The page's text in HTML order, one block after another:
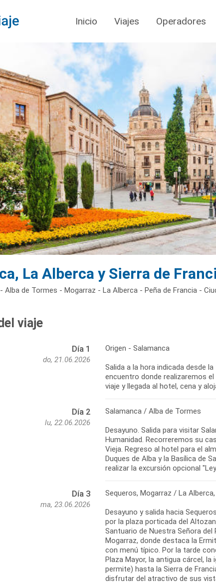
Inicio Viajes Operadores
La Alberca y Sierra de
Alba de Tormes - Mogarraz - La Alberca - Peña de Francia -
viaje
Día 1
do, 21.06.2026
Origen - Salamanca
Salida a la hora indicada desde
encuentro donde realizaremos
viaje y llegada al hotel, cena y
Día 2
lu, 22.06.2026
Salamanca / Alba de Tormes
Desayuno. Salida para visitar
Humanidad. Recorreremos su
Vieja. Regreso al hotel para el
Duques de Alba y la Basílica de
realizar la excursión opcional
Día 3
ma, 23.06.2026
Sequeros, Mogarraz / La
Desayuno y salida hacia
por la plaza porticada del
Santuario de Nuestra Señora
Mogarraz, donde destaca la
con menú típico. Por la tarde
Plaza Mayor, la antigua cárcel,
permite) hasta la Sierra de
disfrutar del atractivo de sus